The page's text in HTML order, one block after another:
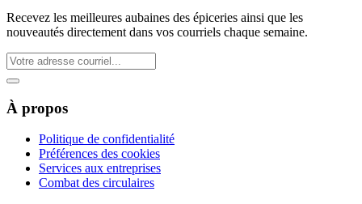
Recevez les meilleures aubaines des épiceries ainsi que les
nouveautés directement dans vos courriels chaque semaine.
À propos
Politique de confidentialité
Préférences des cookies
Services aux entreprises
Combat des circulaires